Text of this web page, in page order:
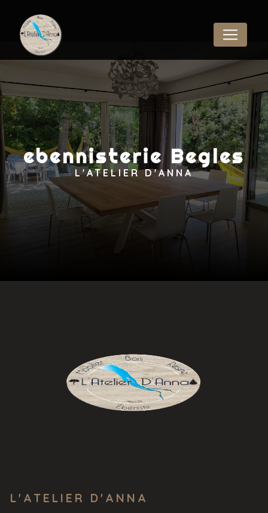
ebennisterie Begles
L'ATELIER D'ANNA
L'ATELIER D'ANNA